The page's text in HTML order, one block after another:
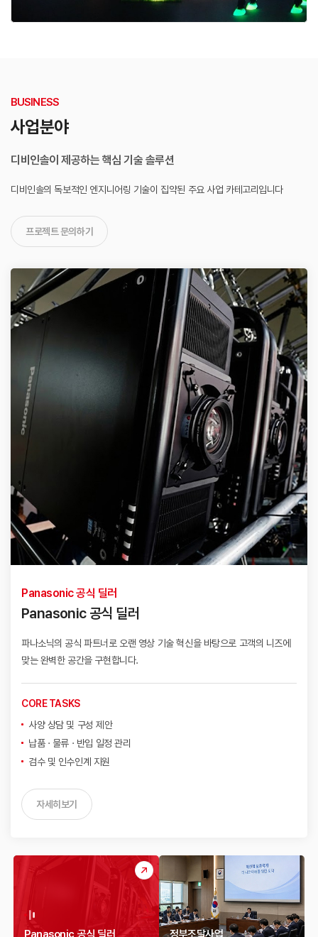
BUSINESS
사업분야
디비인솔이 제공하는 핵심 기술 솔루션
디비인솔의 독보적인 엔지니어링 기술이 집약된 주요 사업 카테고리입니다
프로젝트 문의하기
Panasonic 공식 딜러
Panasonic 공식 딜러
파나소닉의 공식 파트너로 오랜 영상 기술 혁신을 바탕으로 고객의 니즈에
맞는 완벽한 공간을 구현합니다.
CORE TASKS
사양 상담 및 구성 제안
납품 · 물류 · 반입 일정 관리
검수 및 인수인계 지원
자세히보기
Panasonic 공식 딜러 정부조달사업